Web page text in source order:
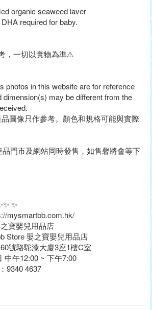
organic seaweed laver
required for baby.
，一切以實物為準⚠️
photos in this website are for reference
dimension(s) may be different from the
圖像只作參考。顏色和規格可能與實際
門市及網站同時發售，如售馨將會等下
✨
mysmartbb.com.hk/
寶嬰兒用品店
Store 嬰之寶嬰兒用品店
號駱駝漆大廈3座1樓C室
中午12:00 ~ 下午7:00
9340 4637